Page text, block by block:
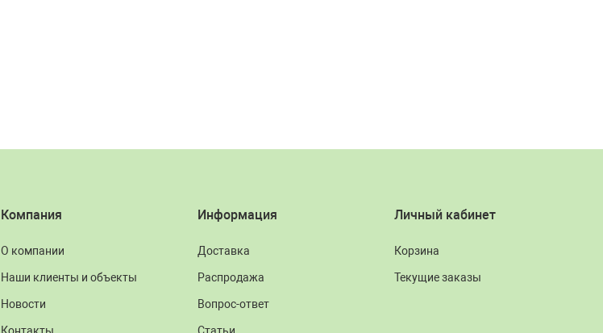
Компания
О компании
Наши клиенты и объекты
Новости
Контакты
Информация
Доставка
Распродажа
Вопрос-ответ
Статьи
Личный кабинет
Корзина
Текущие заказы